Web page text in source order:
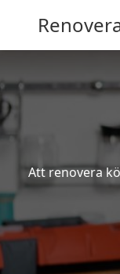
Att renovera